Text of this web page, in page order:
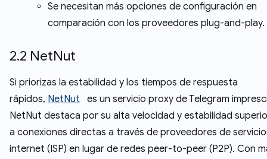
Se necesitan más opciones de configuración en
comparación con los proveedores plug-and-play.
2.2 NetNut
Si priorizas la estabilidad y los tiempos de respuesta
rápidos, NetNut es un servicio proxy de Telegram
NetNut destaca por su alta velocidad y estabilidad
a conexiones directas a través de proveedores de
internet (ISP) en lugar de redes peer-to-peer (P2P). Con